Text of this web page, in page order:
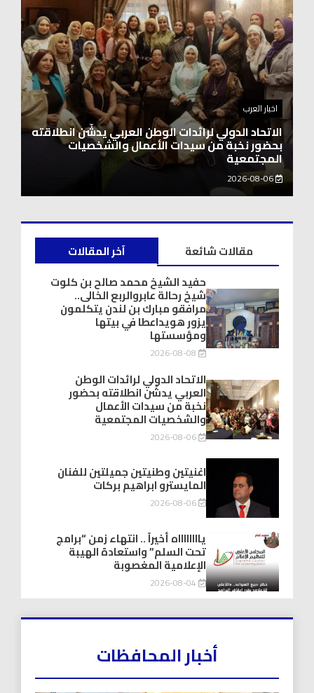
اخبار العرب
الاتحاد الدولي لرائدات الوطن العربي يدشّن انطلاقته
بحضور نخبة من سيدات الأعمال والشخصيات
المجتمعية
2026-08-06
آخر المقالات
مقالات شائعة
حفيد الشيخ محمد صالح بن كلوت
شيخ رحالة عابروالربع الخالى..
مرافقو مبارك بن لندن يتكلمون
يزور هويداعطا في بيتها
ومؤسستها
2026-08-08
الاتحاد الدولي لرائدات الوطن
العربي يدشّن انطلاقته بحضور
نخبة من سيدات الأعمال
والشخصيات المجتمعية
2026-08-06
اغنيتين وطنيتين جميلتين للفنان
المايسترو ابراهيم بركات
2026-08-06
يااااااااه أخيراً .. انتهاء زمن “برامج
تحت السلم” واستعادة الهيبة
الإعلامية المغصوبة
2026-08-04
أخبار المحافظات